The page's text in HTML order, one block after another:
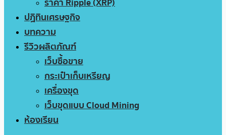
ปฏิทินเศรษฐกิจ
บทความ
รีวิวผลิตภัณฑ์
เว็บซื้อขาย
กระเป๋าเก็บเหรียญ
เครื่องขุด
เว็บขุดแบบ Cloud Mining
ห้องเรียน